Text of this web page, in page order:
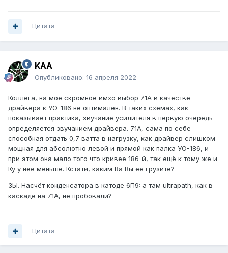
Цитата
KAA
Опубликовано: 16 апреля 2022
Коллега, на моё скромное имхо выбор 71А в качестве
драйвера к УО-186 не оптимален. В таких схемах, как
показывает практика, звучание усилителя в первую очередь
определяется звучанием драйвера. 71А, сама по себе
способная отдать 0,7 ватта в нагрузку, как драйвер слишком
мощная для абсолютно левой и прямой как палка УО-186, и
при этом она мало того что кривее 186-й, так ещё к тому же и
Ку у неё меньше. Кстати, каким Ra Вы её грузите?
ЗЫ. Насчёт конденсатора в катоде 6П9: а там ultrapath, как в
каскаде на 71А, не пробовали?
Цитата